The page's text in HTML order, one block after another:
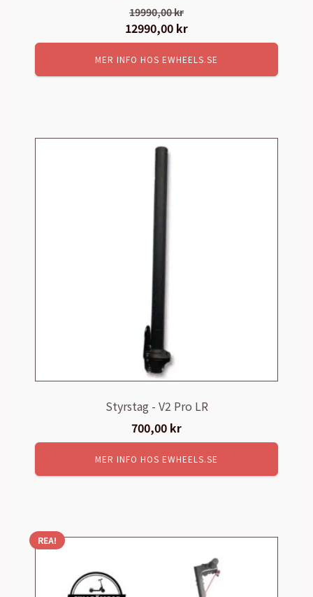
19990,00kr
Det
ursprungliga
priset
var:
12990,00 kr
nuvarande
priset
är:
MER INFO HOS EWHEELS.SE
Styrstag - V2 Pro LR
700,00 kr
MER INFO HOS EWHEELS.SE
REA!